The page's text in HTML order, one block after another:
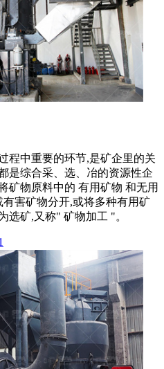
程中重要的环节,是矿企里的关
是综合采、选、冶的资源性企
矿物原料中的 有用矿物 和无用
害矿物分开,或将多种有用矿
选矿,又称" 矿物加工 "。